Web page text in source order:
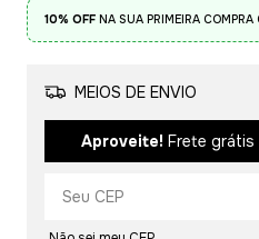
10% OFF NA SUA PRIMEIRA COMPRA
MEIOS DE ENVIO
Aproveite! Frete grátis